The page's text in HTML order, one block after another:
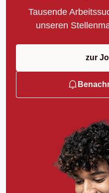
Tausende
unseren
zur